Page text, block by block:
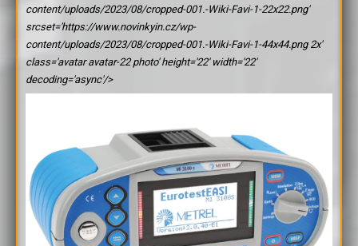
content/uploads/2023/08/cropped-001.-Wiki-Favi-1-22x22.png'
srcset='https://www.novinkyin.cz/wp-
content/uploads/2023/08/cropped-001.-Wiki-Favi-1-44x44.png 2x'
class='avatar avatar-22 photo' height='22' width='22'
decoding='async'/>